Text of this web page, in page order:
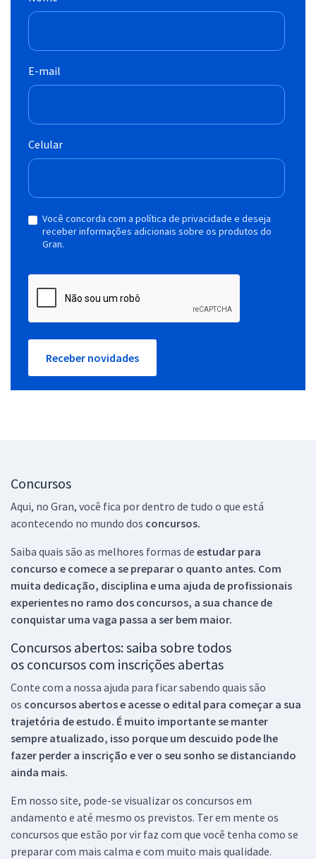
E-mail
Celular
Você concorda com a política de privacidade e deseja
receber informações adicionais sobre os produtos do
Gran.
Receber novidades
Concursos
Aqui, no Gran, você fica por dentro de tudo o que está
acontecendo no mundo dos concursos.
Saiba quais são as melhores formas de estudar para
concurso e comece a se preparar o quanto antes. Com
muita dedicação, disciplina e uma ajuda de profissionais
experientes no ramo dos concursos, a sua chance de
conquistar uma vaga passa a ser bem maior.
Concursos abertos: saiba sobre todos
os concursos com inscrições abertas
Conte com a nossa ajuda para ficar sabendo quais são
os concursos abertos e acesse o edital para começar a sua
trajetória de estudo. É muito importante se manter
sempre atualizado, isso porque um descuido pode lhe
fazer perder a inscrição e ver o seu sonho se distanciando
ainda mais.
Em nosso site, pode-se visualizar os concursos em
andamento e até mesmo os previstos. Ter em mente os
concursos que estão por vir faz com que você tenha como se
preparar com mais calma e com muito mais qualidade.